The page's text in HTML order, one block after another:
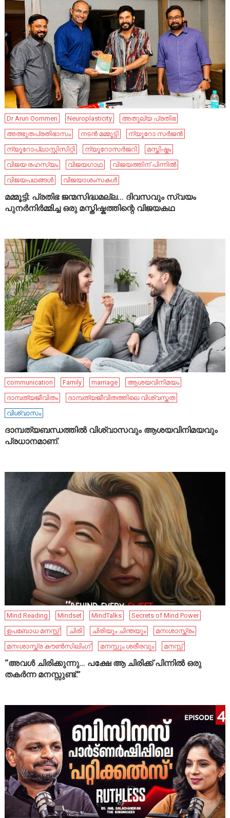
Dr Arun Oommen Neuroplasticity
അതുല്യ പ്രതിഭ
അത്ഭുതപ്രതിഭാസം
നടൻ മമ്മൂട്ടി
ന്യൂറോ സർജൻ
ന്യൂറോപ്ലാസ്റ്റിസിറ്റി
ന്യൂറോസർജറി
മസ്തിഷ്കം
വിജയ രഹസ്യം
വിജയഗാഥ
വിജയത്തിന് പിന്നിൽ
വിജയപഥങ്ങൾ
വിജയാശംസകൾ
മമ്മൂട്ടി: പ്രതിഭ ജന്മസിദ്ധമല്ല… ദിവസവും സ്വയം
പുനർനിർമ്മിച്ച ഒരു മസ്തിഷ്കത്തിന്റെ വിജയകഥ
communication Family marriage
ആശയവിനിമയം
ദാമ്പത്യജീവിതം
ദാമ്പത്യജീവിതത്തിലെ വിശ്വസ്തത
വിശ്വാസം
ദാമ്പത്യബന്ധത്തിൽ വിശ്വാസവും ആശയവിനിമയവും
പ്രധാനമാണ്.
Mind Reading Mindset MindTalks
Secrets of Mind Power
ഉപബോധ മനസ്സ്
ചിരി ചിരിയും ചിന്തയും
മനഃശാസ്ത്രം
മനഃശാസ്ത്ര കൗൺസിലിംഗ്
മനസ്സും ശരീരവും മനസ്സ്
“അവൾ ചിരിക്കുന്നു… പക്ഷേ ആ ചിരിക്ക് പിന്നിൽ ഒരു
തകർന്ന മനസ്സുണ്ട്.”